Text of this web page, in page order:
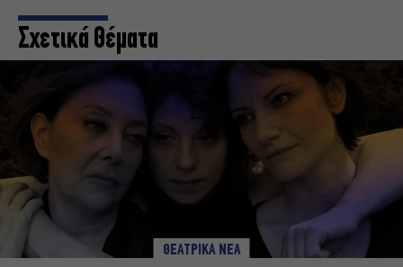
Σχετικά Θέματα
ΘΕΑΤΡΙΚΑ ΝΕΑ